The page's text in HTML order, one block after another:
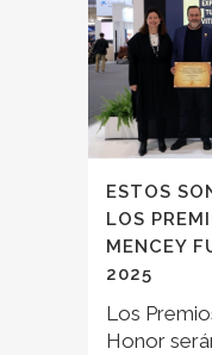
ESTOS
LOS
MENCEY
2025
Los
Honor